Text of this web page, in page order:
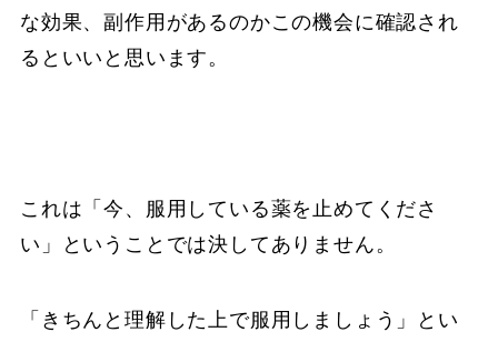
な効果、副作用があるのかこの機会に確認され
るといいと思います。
これは「今、服用している薬を止めてくださ
い」ということでは決してありません。
「きちんと理解した上で服用しましょう」とい